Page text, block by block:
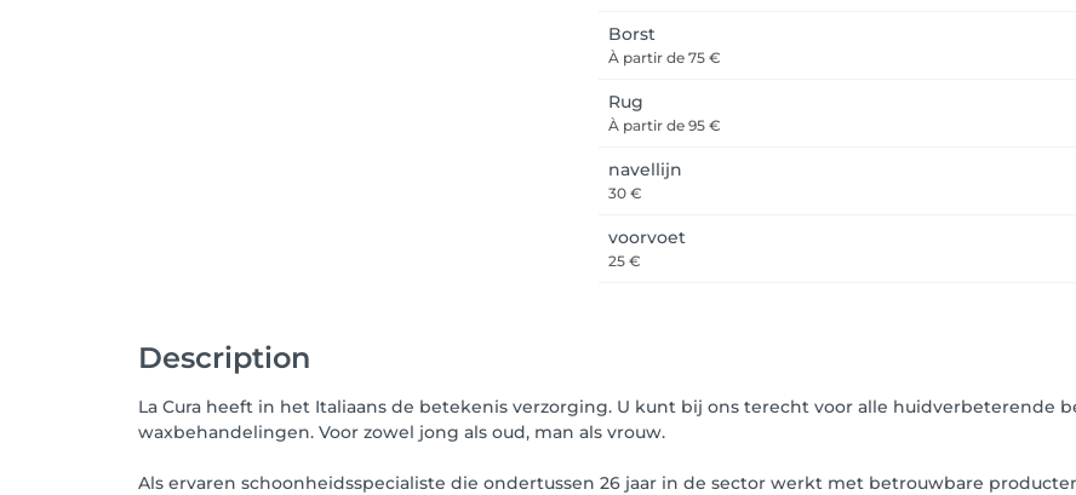
Borst
À partir de 75 €
Rug
À partir de 95 €
navellijn
30 €
voorvoet
25 €
Description
La Cura heeft in het Italiaans de betekenis verzorging. U kunt bij ons terecht voor alle huidverbeterende
waxbehandelingen. Voor zowel jong als oud, man als vrouw.
Als ervaren schoonheidsspecialiste die ondertussen 26 jaar in de sector werkt met betrouwbare